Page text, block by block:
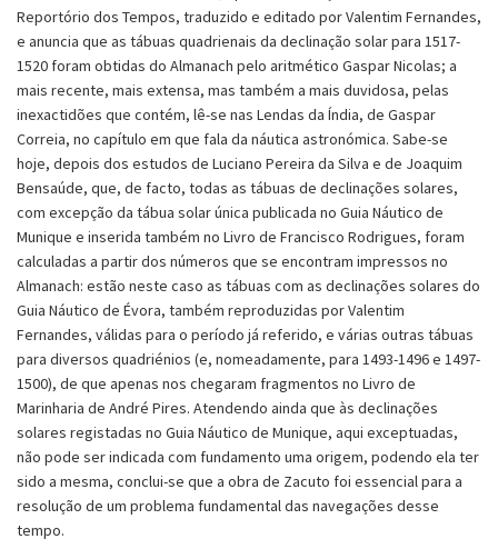
Reportório dos Tempos, traduzido e editado por Valentim Fernandes,
e anuncia que as tábuas quadrienais da declinação solar para 1517-
1520 foram obtidas do Almanach pelo aritmético Gaspar Nicolas; a
mais recente, mais extensa, mas também a mais duvidosa, pelas
inexactidões que contém, lê-se nas Lendas da Índia, de Gaspar
Correia, no capítulo em que fala da náutica astronómica. Sabe-se
hoje, depois dos estudos de Luciano Pereira da Silva e de Joaquim
Bensaúde, que, de facto, todas as tábuas de declinações solares,
com excepção da tábua solar única publicada no Guia Náutico de
Munique e inserida também no Livro de Francisco Rodrigues, foram
calculadas a partir dos números que se encontram impressos no
Almanach: estão neste caso as tábuas com as declinações solares do
Guia Náutico de Évora, também reproduzidas por Valentim
Fernandes, válidas para o período já referido, e várias outras tábuas
para diversos quadriénios (e, nomeadamente, para 1493-1496 e 1497-
1500), de que apenas nos chegaram fragmentos no Livro de
Marinharia de André Pires. Atendendo ainda que às declinações
solares registadas no Guia Náutico de Munique, aqui exceptuadas,
não pode ser indicada com fundamento uma origem, podendo ela ter
sido a mesma, conclui-se que a obra de Zacuto foi essencial para a
resolução de um problema fundamental das navegações desse
tempo.